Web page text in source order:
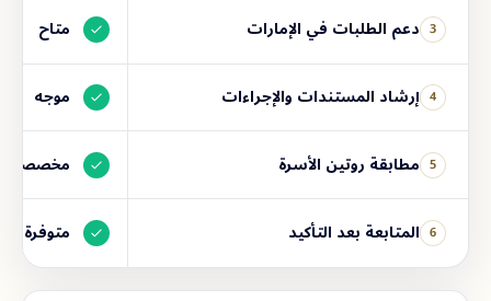
3 دعم الطلبات في الإمارات متاح
4 إرشاد المستندات والإجراءات موجه
5 مطابقة روتين الأسرة مخصصة
6 المتابعة بعد التأكيد متوفرة